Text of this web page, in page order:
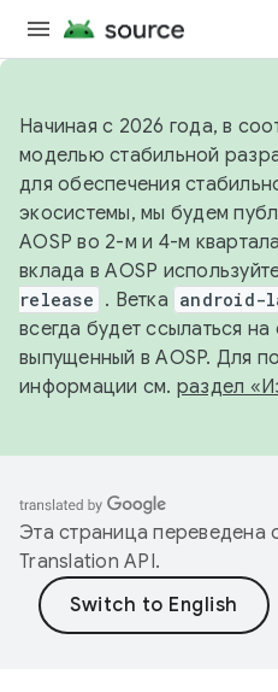
Начиная с 2026 года, в
моделью стабильной
для обеспечения
экосистемы, мы будем
AOSP во 2-м и 4-м
вклада в AOSP
release . Ветка android-
всегда будет ссылаться
выпущенный в AOSP. Для
информации см. раздел
Эта страница
Translation API.